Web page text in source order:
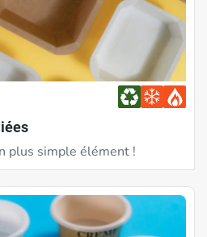
plus simple élément !